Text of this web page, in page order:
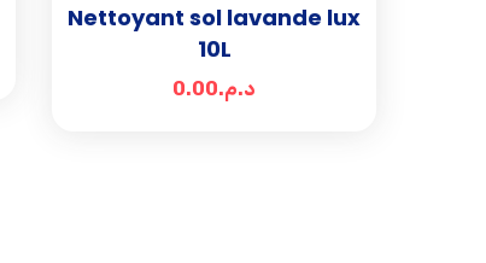
Nettoyant sol lavande lux
10L
د.م.0.00